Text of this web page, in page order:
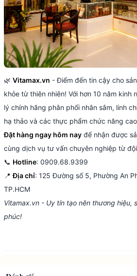
🌿 Vitamax.vn - Điểm đến tin cậy cho
khỏe từ thiên nhiên! Với hơn 10 năm kinh
lý chính hãng phân phối nhân sâm, linh
hạ thảo và các thực phẩm chức năng
Đặt hàng ngay hôm nay để nhận được
cùng dịch vụ tư vấn chuyên nghiệp từ
📞 Hotline: 0909.68.9399
📍Địa chỉ: 125 Đường số 5, Phường An
TP.HCM
Vitamax.vn - Uy tín tạo nên thương hiệu,
phúc!